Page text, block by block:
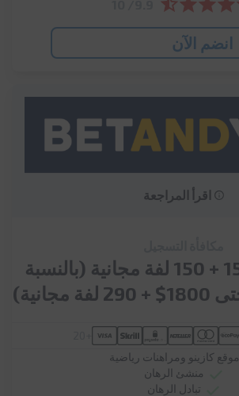
انضم الآن
اقرأ المراجعة
300$ / 1500$ + 150 لفة مجانية (بالنسبة
موقع كازينو ومراهنات رياضية
منشئ الرهان
تبادل الرهان